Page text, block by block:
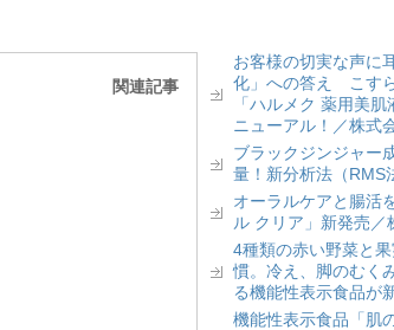
関連記事
お客様の切実な声に
化」への答え こす
「ハルメク 薬用美
ニューアル！／株式
ブラックジンジャー
量！新分析法（RMS
オーラルケアと腸活
ル クリア」新発売
4種類の赤い野菜と
慣。冷え、脚のむく
る機能性表示食品が
機能性表示食品「肌